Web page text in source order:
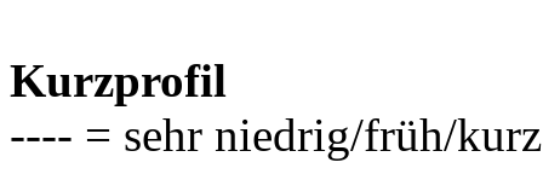
Kurzprofil
---- = sehr niedrig/früh/